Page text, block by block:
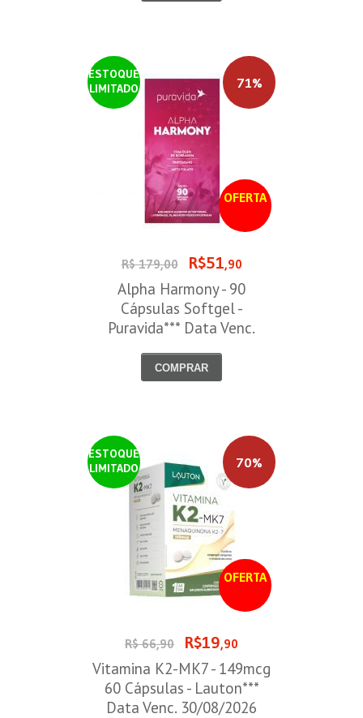
ESTOQUE
LIMITADO
OFERTA
71%
R$ 179,00 R$51,90
Alpha Harmony - 90
Cápsulas Softgel -
Puravida*** Data Venc.
COMPRAR
ESTOQUE
LIMITADO
OFERTA
70%
R$ 66,90 R$19,90
Vitamina K2-MK7 - 149mcg
60 Cápsulas - Lauton***
Data Venc. 30/08/2026